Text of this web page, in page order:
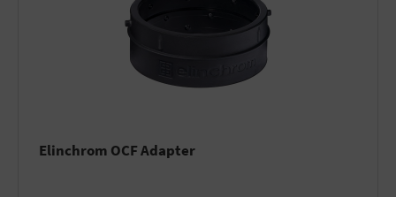
Elinchrom OCF Adapter